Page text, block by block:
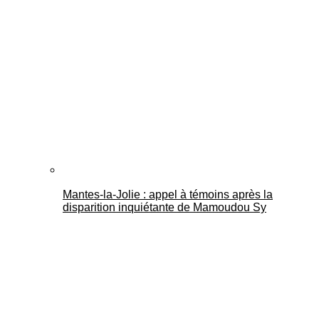
Mantes-la-Jolie : appel à témoins après la
disparition inquiétante de Mamoudou Sy